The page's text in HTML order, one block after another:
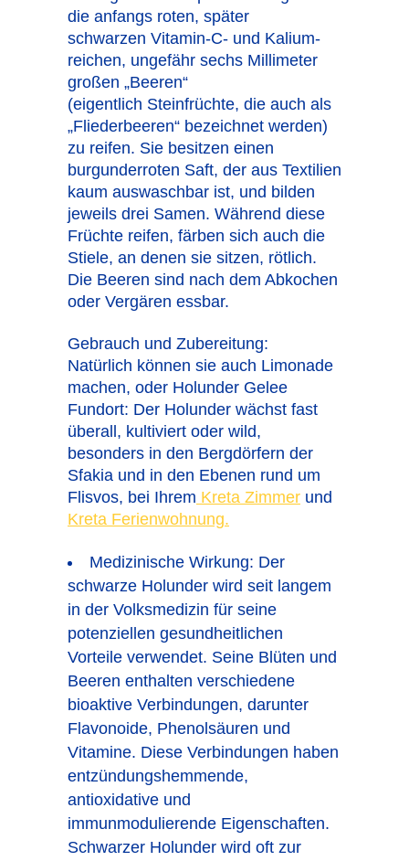
die anfangs roten, später
schwarzen Vitamin-C- und Kalium-
reichen, ungefähr sechs Millimeter
großen „Beeren“
(eigentlich Steinfrüchte, die auch als
„Fliederbeeren“ bezeichnet werden)
zu reifen. Sie besitzen einen
burgunderroten Saft, der aus Textilien
kaum auswaschbar ist, und bilden
jeweils drei Samen. Während diese
Früchte reifen, färben sich auch die
Stiele, an denen sie sitzen, rötlich.
Die Beeren sind nach dem Abkochen
oder Vergären essbar.
Gebrauch und Zubereitung:
Natürlich können sie auch Limonade
machen, oder Holunder Gelee
Fundort: Der Holunder wächst fast
überall, kultiviert oder wild,
besonders in den Bergdörfern der
Sfakia und in den Ebenen rund um
Flisvos, bei Ihrem Kreta Zimmer und
Kreta Ferienwohnung.
Medizinische Wirkung: Der
schwarze Holunder wird seit langem
in der Volksmedizin für seine
potenziellen gesundheitlichen
Vorteile verwendet. Seine Blüten und
Beeren enthalten verschiedene
bioaktive Verbindungen, darunter
Flavonoide, Phenolsäuren und
Vitamine. Diese Verbindungen haben
entzündungshemmende,
antioxidative und
immunmodulierende Eigenschaften.
Schwarzer Holunder wird oft zur